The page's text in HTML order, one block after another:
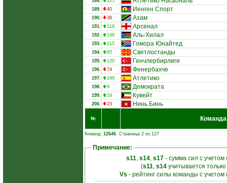
189. 40 Иенген Спорт
190. 38 Азам
191. 118 Арсенал
192. 148 Аль-Хилал
193. 115 Гомора Юнайтед
194. 65 Светлостанды
195. 120 Генчлербирлиги
196. 74 Фенербахче
197. 249 Атлетико
198. 9 Демократа
199. 24 Кувейт
200. 23 Нинь Бинь
№ Команда
Команд: 12646. Страница 2 из 127
Примечание:
s11, s14, s17- сумма сил с учетом
(s11, s14 учитывается
Vs - рейтинг силы команды с